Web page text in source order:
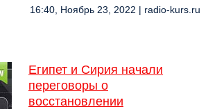
16:40, Ноябрь 23, 2022 | radio-kurs.ru
Египет и Сирия начали
переговоры о
восстановлении